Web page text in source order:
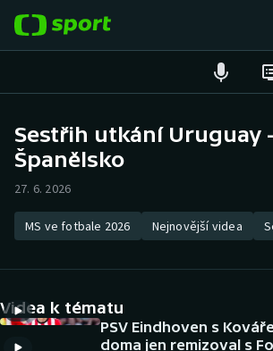
Hokej
Atletika
DALŠÍ SPORTY
Sestřih utkání Uruguay
Španělsko
27. 6. 2026
MS ve fotbale 2026 Nejnovější videa
Videa k tématu
PSV Eindhoven s
doma jen remizoval s